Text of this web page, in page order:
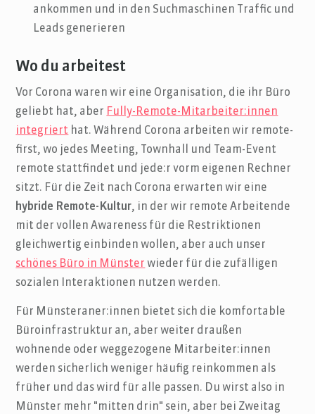
ankommen und in den Suchmaschinen Traffic und
Leads generieren
Wo du arbeitest
Vor Corona waren wir eine Organisation, die ihr Büro
geliebt hat, aber Fully-Remote-Mitarbeiter:innen
integriert hat. Während Corona arbeiten wir remote-
first, wo jedes Meeting, Townhall und Team-Event
remote stattfindet und jede:r vorm eigenen Rechner
sitzt. Für die Zeit nach Corona erwarten wir eine
hybride Remote-Kultur, in der wir remote Arbeitende
mit der vollen Awareness für die Restriktionen
gleichwertig einbinden wollen, aber auch unser
schönes Büro in Münster wieder für die zufälligen
sozialen Interaktionen nutzen werden.
Für Münsteraner:innen bietet sich die komfortable
Büroinfrastruktur an, aber weiter draußen
wohnende oder weggezogene Mitarbeiter:innen
werden sicherlich weniger häufig reinkommen als
früher und das wird für alle passen. Du wirst also in
Münster mehr "mitten drin" sein, aber bei Zweitag